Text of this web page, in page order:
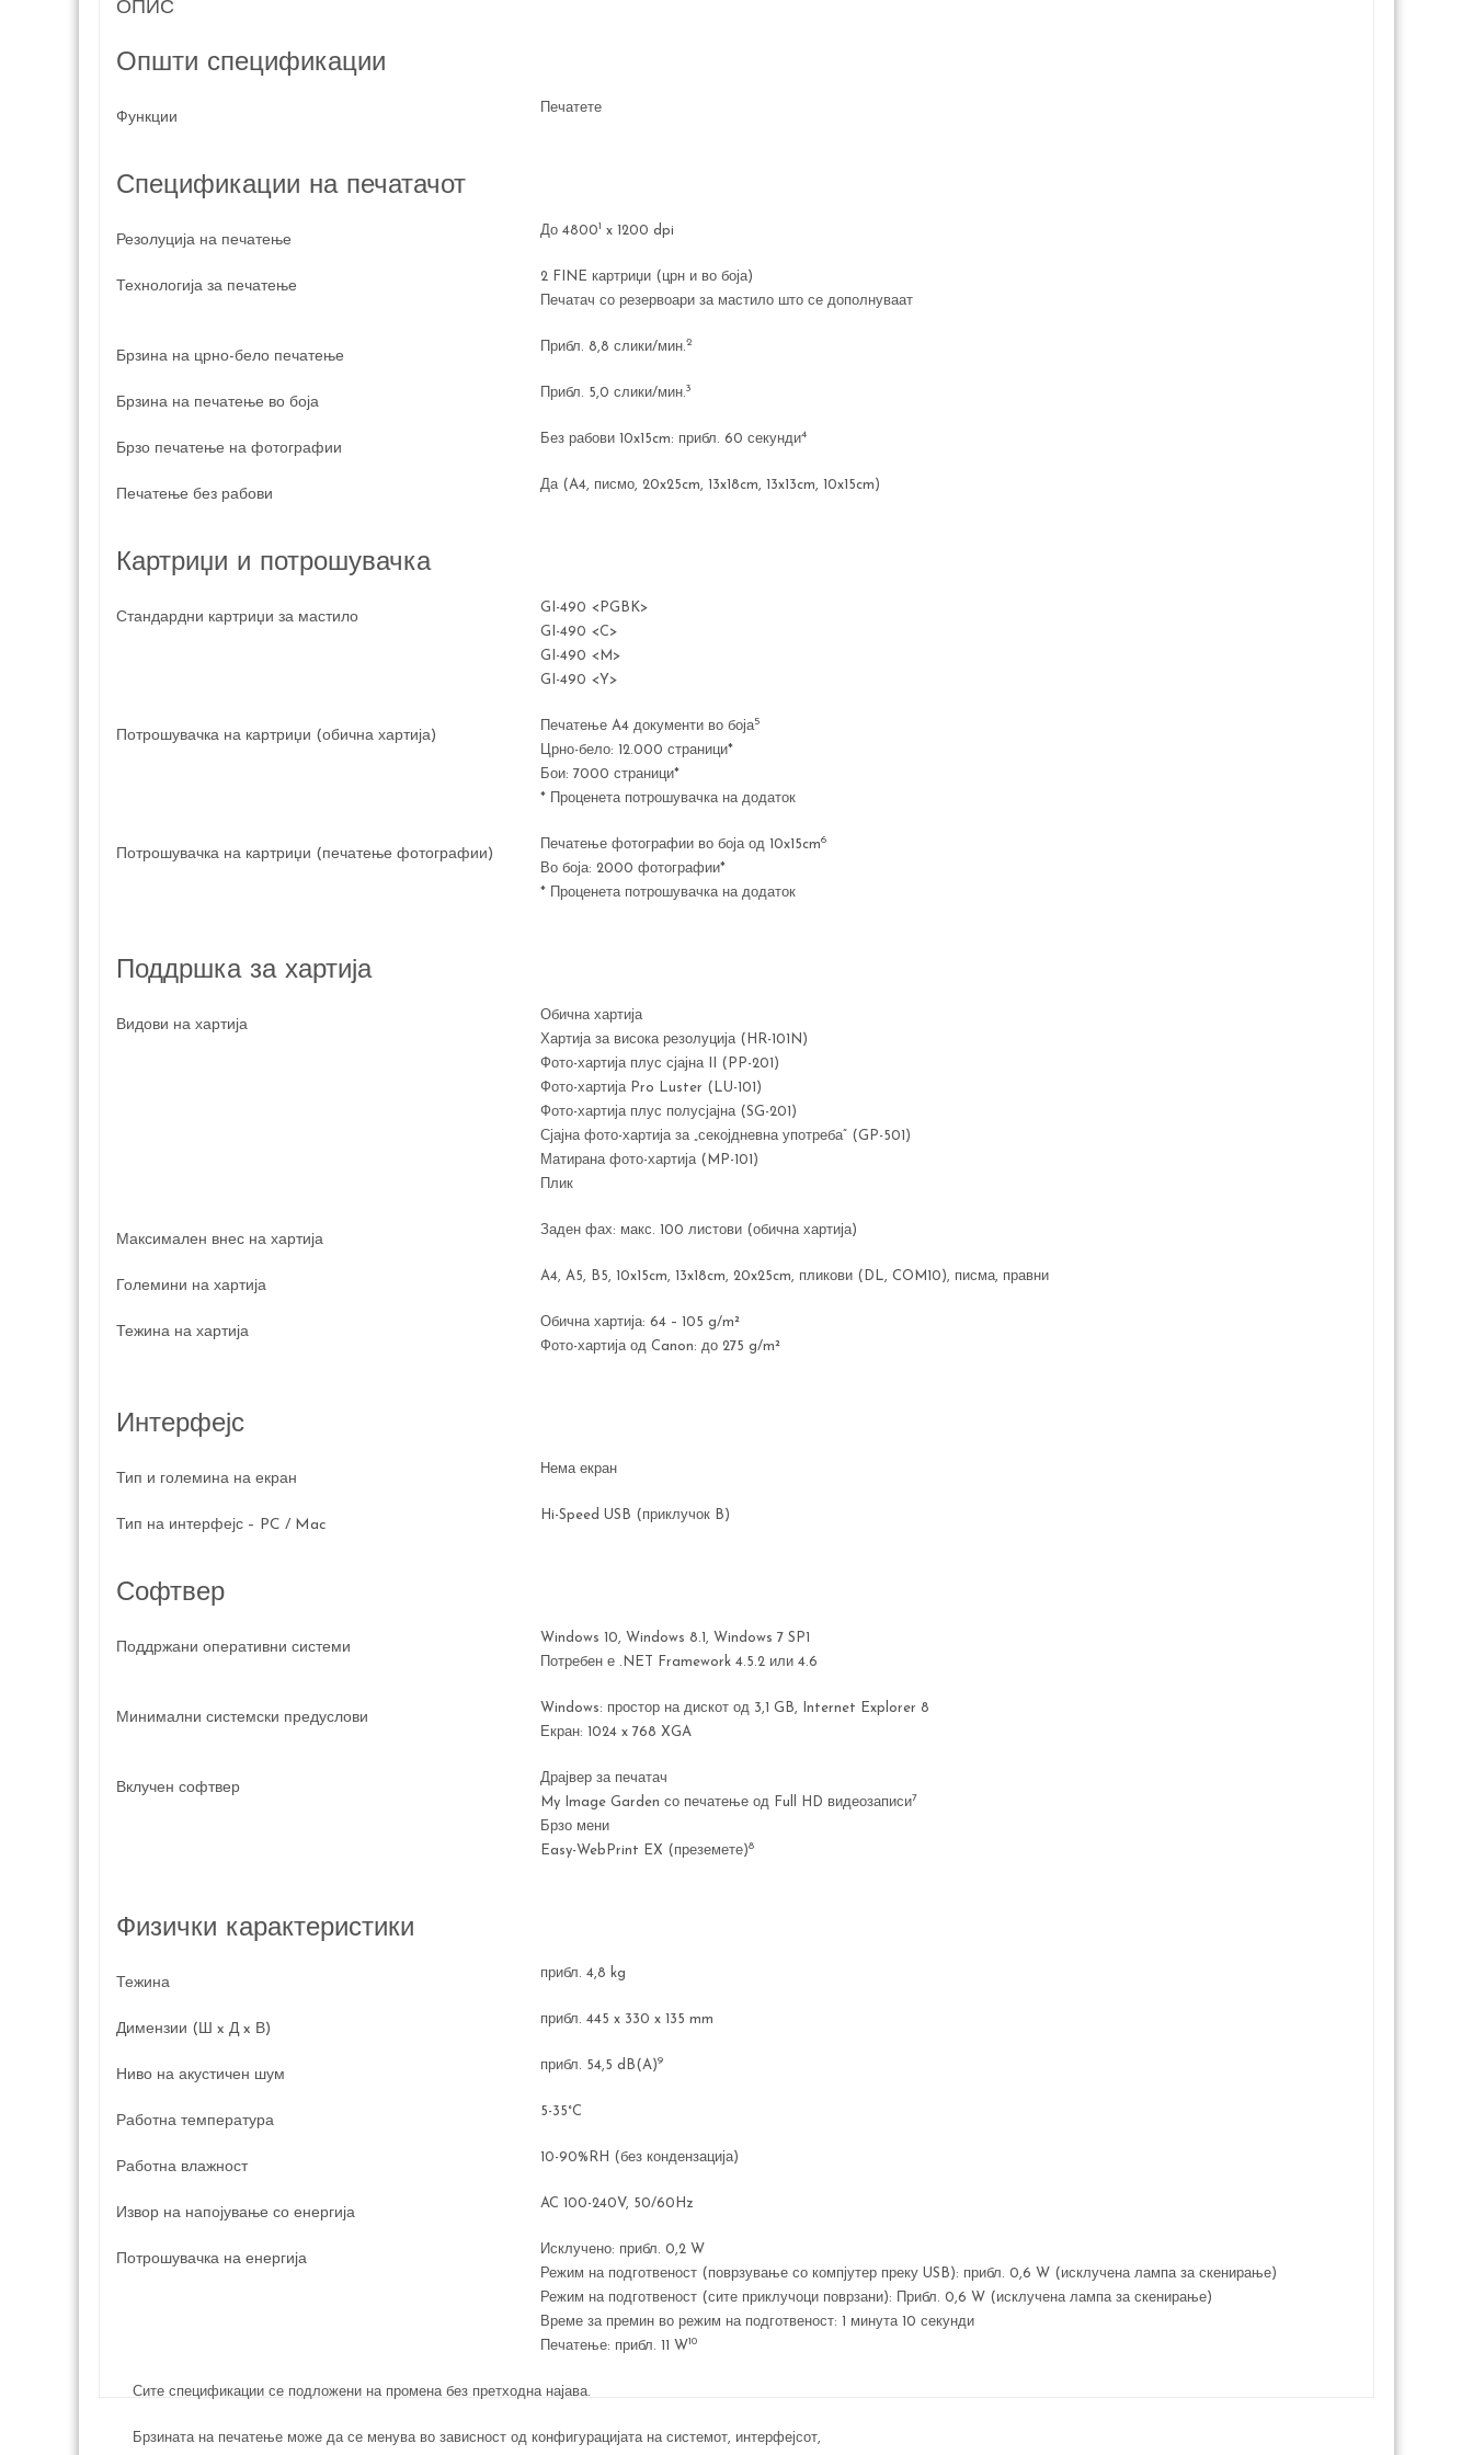
ОПИС
Општи спецификации
Функции
Печатете
Спецификации на печатачот
Резолуција на печатење
До 48001 x 1200 dpi
Технологија за печатење
2 FINE картриџи (црн и во боја)
Печатач со резервоари за мастило што се дополнуваат
Брзина на црно-бело печатење
Прибл. 8,8 слики/мин.2
Брзина на печатење во боја
Прибл. 5,0 слики/мин.3
Брзо печатење на фотографии
Без рабови 10x15cm: прибл. 60 секунди4
Печатење без рабови
Да (A4, писмо, 20x25cm, 13x18cm, 13x13cm, 10x15cm)
Картриџи и потрошувачка
Стандардни картриџи за мастило
GI-490 <PGBK>
GI-490 <C>
GI-490 <M>
GI-490 <Y>
Потрошувачка на картриџи (обична хартија)
Печатење A4 документи во боја5
Црно-бело: 12.000 страници*
Бои: 7000 страници*
* Проценета потрошувачка на додаток
Потрошувачка на картриџи (печатење фотографии)
Печатење фотографии во боја од 10x15cm6
Во боја: 2000 фотографии*
* Проценета потрошувачка на додаток
Поддршка за хартија
Видови на хартија
Обична хартија
Хартија за висока резолуција (HR-101N)
Фото-хартија плус сјајна II (PP-201)
Фото-хартија Pro Luster (LU-101)
Фото-хартија плус полусјајна (SG-201)
Сјајна фото-хартија за „секојдневна употреба“ (GP-501)
Матирана фото-хартија (MP-101)
Плик
Максимален внес на хартија
Заден фах: макс. 100 листови (обична хартија)
Големини на хартија
A4, A5, B5, 10x15cm, 13x18cm, 20x25cm, пликови (DL, COM10), писма, правни
Тежина на хартија
Обична хартија: 64 – 105 g/m²
Фото-хартија од Canon: до 275 g/m²
Интерфејс
Тип и големина на екран
Нема екран
Тип на интерфејс – PC / Mac
Hi-Speed USB (приклучок B)
Софтвер
Поддржани оперативни системи
Windows 10, Windows 8.1, Windows 7 SP1
Потребен е .NET Framework 4.5.2 или 4.6
Минимални системски предуслови
Windows: простор на дискот од 3,1 GB, Internet Explorer 8
Екран: 1024 x 768 XGA
Вклучен софтвер
Драјвер за печатач
My Image Garden со печатење од Full HD видеозаписи7
Брзо мени
Easy-WebPrint EX (преземете)8
Физички карактеристики
Тежина
прибл. 4,8 kg
Димензии (Ш x Д x В)
прибл. 445 x 330 x 135 mm
Ниво на акустичен шум
прибл. 54,5 dB(A)9
Работна температура
5-35°C
Работна влажност
10-90%RH (без кондензација)
Извор на напојување со енергија
AC 100-240V, 50/60Hz
Потрошувачка на енергија
Исклучено: прибл. 0,2 W
Режим на подготвеност (поврзување со компјутер преку USB): прибл. 0,6 W (исклучена лампа за скенирање)
Режим на подготвеност (сите приклучоци поврзани): Прибл. 0,6 W (исклучена лампа за скенирање)
Време за премин во режим на подготвеност: 1 минута 10 секунди
Печатење: прибл. 11 W10
Сите спецификации се подложени на промена без претходна најава.
Брзината на печатење може да се менува во зависност од конфигурацијата на системот, интерфејсот,